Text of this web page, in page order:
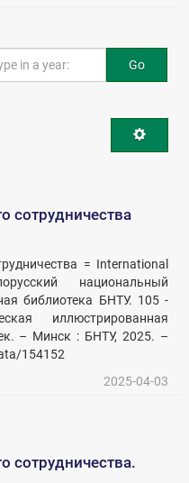
Go
сотрудничества
= International
национальный
библиотека БНТУ. 105 -
иллюстрированная
– Минск : БНТУ, 2025. –
154152
2025-04-03
сотрудничества.